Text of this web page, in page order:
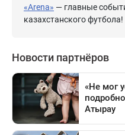
«Arena» — главные
казахстанского футбола!